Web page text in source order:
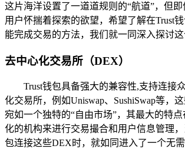
这片海洋设置了一道道规则的“航道”，但
用户怀揣着探索的欲望，希望了解在Trust
能完成交易的方法，我们就一同深入探讨这
去中心化交易所（DEX）
Trust钱包具备强大的兼容性,支持连接
化交易所，例如Uniswap、SushiSwap等，
宛如一个独特的“自由市场”，其最大的特
化的机构来进行交易撮合和用户信息管理，
包连接这些DEX时，就如同进入了一个无